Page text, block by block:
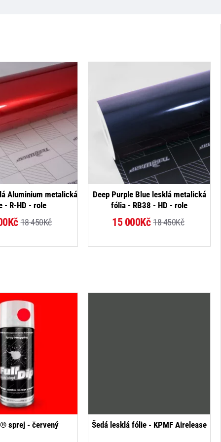
NOVINKA
Aluminium metalická
- R-HD - role
18 450Kč
NOVINKA
Deep Purple Blue lesklá metalická
fólia - RB38 - HD - role
15 000Kč 18 450Kč
sprej - červený Šedá lesklá fólie - KPMF Airelease